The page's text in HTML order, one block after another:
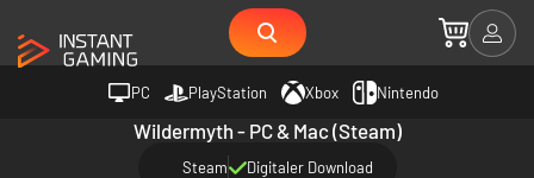
PC PlayStation Xbox Nintendo
Wildermyth - PC & Mac (Steam)
Steam Digitaler Download